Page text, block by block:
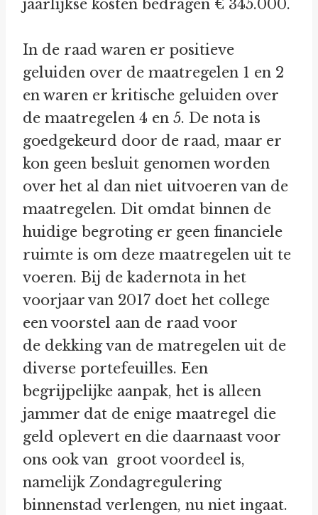
jaarlijkse kosten bedragen € 345.000.
In de raad waren er positieve
geluiden over de maatregelen 1 en 2
en waren er kritische geluiden over
de maatregelen 4 en 5. De nota is
goedgekeurd door de raad, maar er
kon geen besluit genomen worden
over het al dan niet uitvoeren van de
maatregelen. Dit omdat binnen de
huidige begroting er geen financiele
ruimte is om deze maatregelen uit te
voeren. Bij de kadernota in het
voorjaar van 2017 doet het college
een voorstel aan de raad voor
de dekking van de matregelen uit de
diverse portefeuilles. Een
begrijpelijke aanpak, het is alleen
jammer dat de enige maatregel die
geld oplevert en die daarnaast voor
ons ook van groot voordeel is,
namelijk Zondagregulering
binnenstad verlengen, nu niet ingaat.